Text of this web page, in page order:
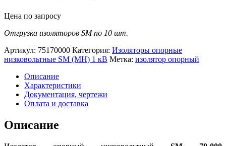
Цена по запросу
Отгрузка изоляторов SM по 10 шт.
Артикул: 75170000 Категория: Изоляторы опорные
низковольтные SM (МН) 1 кВ Метка: изолятор опорный
Описание
Характеристики
Документация, чертежи
Оплата и доставка
Описание